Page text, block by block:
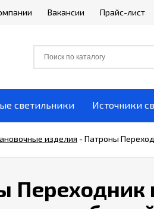
Вакансии Прайс-лист
светильники Источники
изделия -Патроны
Переходник